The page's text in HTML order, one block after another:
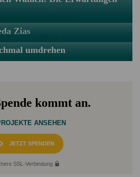
Zias
umdrehen
kommt an.
ANSEHEN
JETZT SPENDEN
SSL-Verbindung